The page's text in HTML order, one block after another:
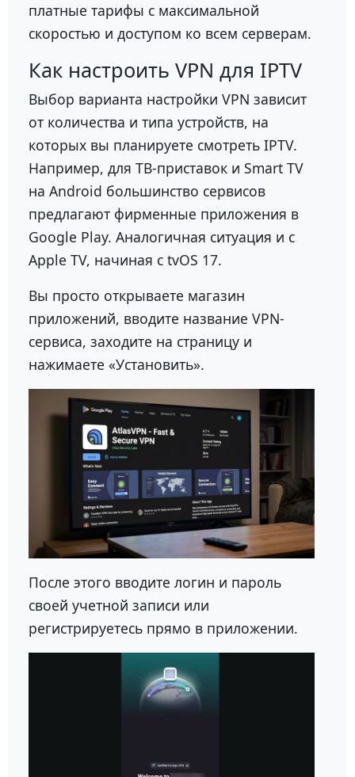
платные тарифы с максимальной
скоростью и доступом ко всем серверам.
Как настроить VPN для IPTV
Выбор варианта настройки VPN зависит
от количества и типа устройств, на
которых вы планируете смотреть IPTV.
Например, для ТВ-приставок и Smart TV
на Android большинство сервисов
предлагают фирменные приложения в
Google Play. Аналогичная ситуация и с
Apple TV, начиная с tvOS 17.
Вы просто открываете магазин
приложений, вводите название VPN-
сервиса, заходите на страницу и
нажимаете «Установить».
После этого вводите логин и пароль
своей учетной записи или
регистрируетесь прямо в приложении.